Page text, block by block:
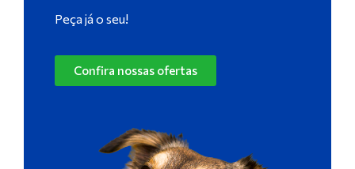
Peça já o seu!
Confira nossas ofertas